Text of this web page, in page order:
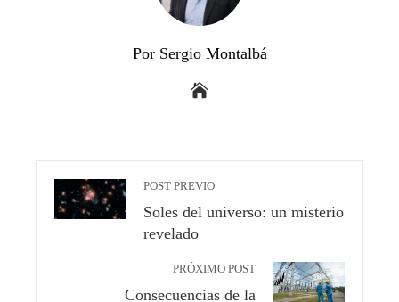
Por Sergio Montalbá
POST PREVIO
Soles del universo: un misterio
revelado
PRÓXIMO POST
Consecuencias de la